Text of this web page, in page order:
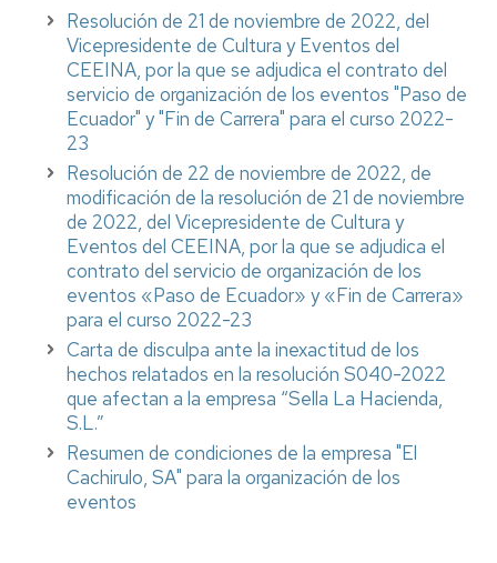
Resolución de 21 de noviembre de 2022, del
Vicepresidente de Cultura y Eventos del
CEEINA, por la que se adjudica el contrato del
servicio de organización de los eventos "Paso de
Ecuador" y "Fin de Carrera" para el curso 2022-
23
Resolución de 22 de noviembre de 2022, de
modificación de la resolución de 21 de noviembre
de 2022, del Vicepresidente de Cultura y
Eventos del CEEINA, por la que se adjudica el
contrato del servicio de organización de los
eventos «Paso de Ecuador» y «Fin de Carrera»
para el curso 2022-23
Carta de disculpa ante la inexactitud de los
hechos relatados en la resolución S040-2022
que afectan a la empresa “Sella La Hacienda,
S.L.”
Resumen de condiciones de la empresa "El
Cachirulo, SA" para la organización de los
eventos